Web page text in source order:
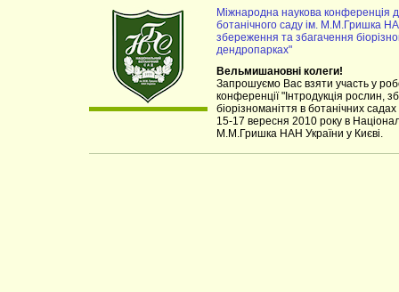
Міжнародна наукова конференція
ботанічного саду ім. М.М.Гришка
збереження та збагачення
дендропарках"
Вельмишановні колеги!
Запрошуємо Вас взяти участь у
конференції "Інтродукція рослин,
біорізноманіття в ботанічних
15-17 вересня 2010 року в
М.М.Гришка НАН України у Києві.